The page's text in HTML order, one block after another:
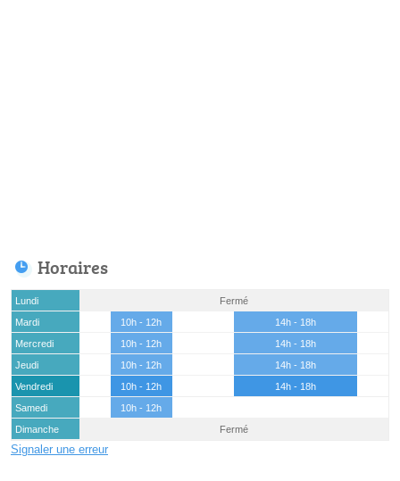
Horaires
Lundi
Fermé
Mardi
10h - 12h
14h - 18h
Mercredi
10h - 12h
14h - 18h
Jeudi
10h - 12h
14h - 18h
Vendredi
10h - 12h
14h - 18h
Samedi
10h - 12h
Dimanche
Fermé
Signaler une erreur